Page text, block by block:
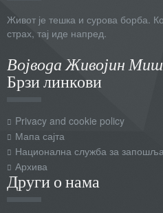
Живот је тешка и сурова борба.
страх, тај иде напред.
Војвода Живојин
Брзи линкови
Privacy and cookie policy
Мапа сајта
Национална служба за
Архива
Други о нама